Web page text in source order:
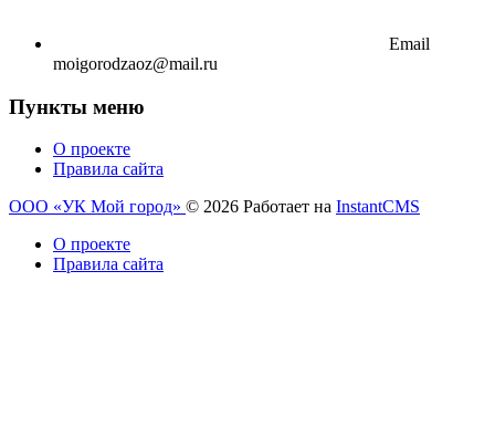
Email
moigorodzaoz@mail.ru
Пункты меню
О проекте
Правила сайта
ООО «УК Мой город» © 2026 Работает на InstantCMS
О проекте
Правила сайта